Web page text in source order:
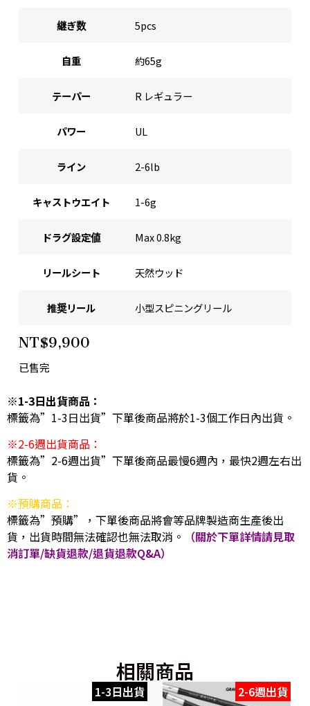
継ぎ数 5pcs
自重 約65g
テーパー R レギュラー
パワー UL
ライン 2-6lb
キャストウエイト 1-6g
ドラグ設定値 Max 0.8kg
リールシート 天然ウッド
推奨リール 小型スピニングリール
NT$9,900
已售完
※1-3日出貨商品：
標籤為”1-3日出貨”下單後商品將於1-3個工作日內出貨。
※2-6週出貨商品：
標籤為”2-6週出貨”下單後商品最慢6週內，最快2週左右出
貨。
※預購商品：
標籤為”預購”，下單後商品將會等品牌製造商生產後出
貨，出貨時間無法確認也無法取消。
（關於下單詳情請見取
消訂單/缺貨退款/退貨退款Q&A）
相關商品
1-3日出貨 2-6週出貨